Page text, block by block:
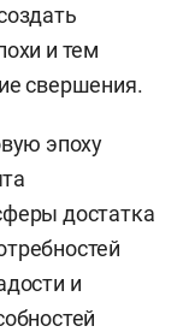
и тем
свершения.
эпоху
достатка
и